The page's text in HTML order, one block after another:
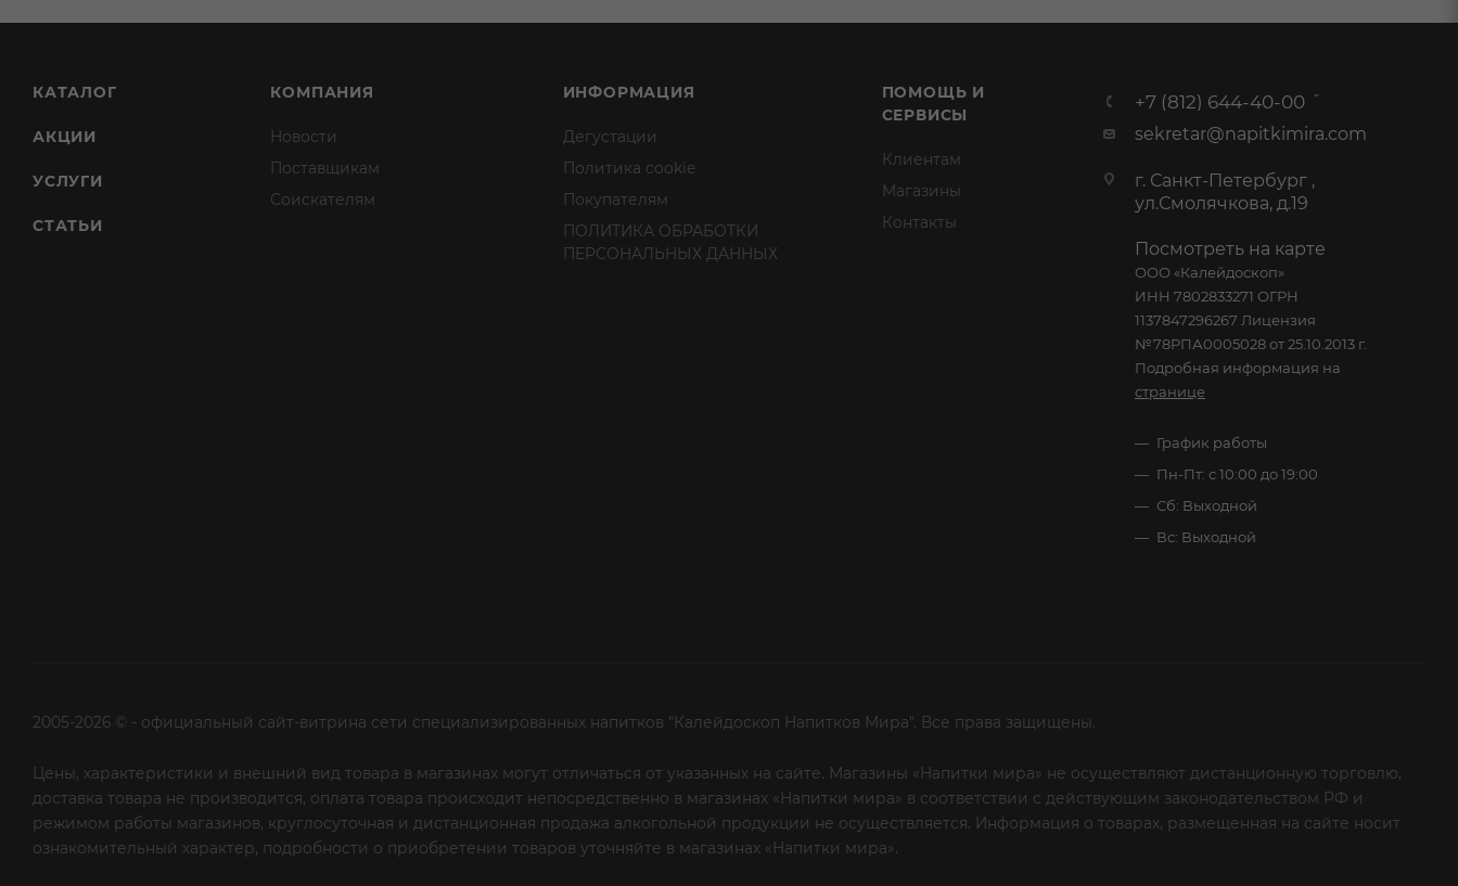
КАТАЛОГ
АКЦИИ
УСЛУГИ
СТАТЬИ
КОМПАНИЯ
Новости
Поставщикам
Соискателям
ИНФОРМАЦИЯ
Дегустации
Политика cookie
Покупателям
ПОЛИТИКА ОБРАБОТКИ
ПЕРСОНАЛЬНЫХ ДАННЫХ
ПОМОЩЬ И
СЕРВИСЫ
Клиентам
Магазины
Контакты
+7 (812) 644-40-00
sekretar@napitkimira.com
г. Санкт-Петербург ,
ул.Смолячкова, д.19
Посмотреть на карте
ООО «Калейдоскоп»
ИНН 7802833271 ОГРН
1137847296267 Лицензия
№78РПА0005028 от 25.10.2013 г.
Подробная информация на
странице
График работы
Пн-Пт: с 10:00 до 19:00
Сб: Выходной
Вс: Выходной
2005-2026 © - официальный сайт-витрина сети специализированных напитков "Калейдоскоп Напитков Мира". Все права защищены.
Цены, характеристики и внешний вид товара в магазинах могут отличаться от указанных на сайте. Магазины «Напитки мира» не осуществляют дистанционную торговлю,
доставка товара не производится, оплата товара происходит непосредственно в магазинах «Напитки мира» в соответствии с действующим законодательством РФ и
режимом работы магазинов, круглосуточная и дистанционная продажа алкогольной продукции не осуществляется. Информация о товарах, размещенная на сайте носит
ознакомительный характер, подробности о приобретении товаров уточняйте в магазинах «Напитки мира».